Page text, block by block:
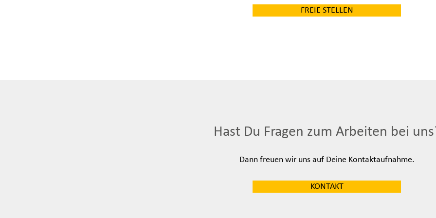
FREIE STELLEN
Hast Du Fragen zum Arbeiten bei
Dann freuen wir uns auf Deine Kontaktaufnahme.
KONTAKT